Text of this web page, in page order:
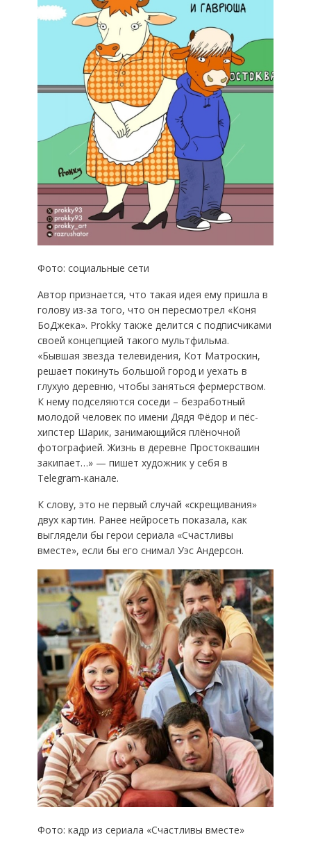
Фото: социальные сети
Автор признается, что такая идея ему пришла в
голову из-за того, что он пересмотрел «Коня
БоДжека». Prokky также делится с подписчиками
своей концепцией такого мультфильма.
«Бывшая звезда телевидения, Кот Матроскин,
решает покинуть большой город и уехать в
глухую деревню, чтобы заняться фермерством.
К нему подселяются соседи – безработный
молодой человек по имени Дядя Фёдор и пёс-
хипстер Шарик, занимающийся плёночной
фотографией. Жизнь в деревне Простоквашин
закипает…» — пишет художник у себя в
Telegram-канале.
К слову, это не первый случай «скрещивания»
двух картин. Ранее нейросеть показала, как
выглядели бы герои сериала «Счастливы
вместе», если бы его снимал Уэс Андерсон.
Фото: кадр из сериала «Счастливы вместе»